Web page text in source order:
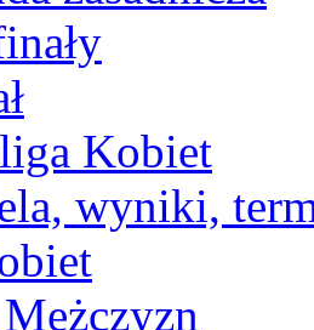
Kobiet
wyniki,